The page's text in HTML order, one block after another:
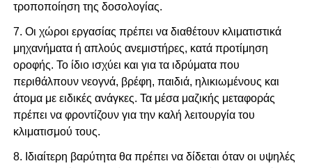
τροποποίηση της δοσολογίας.
7. Οι χώροι εργασίας πρέπει να διαθέτουν κλιματιστικά
μηχανήματα ή απλούς ανεμιστήρες, κατά προτίμηση
οροφής. Το ίδιο ισχύει και για τα ιδρύματα που
περιθάλπουν νεογνά, βρέφη, παιδιά, ηλικιωμένους και
άτομα με ειδικές ανάγκες. Τα μέσα μαζικής μεταφοράς
πρέπει να φροντίζουν για την καλή λειτουργία του
κλιματισμού τους.
8. Ιδιαίτερη βαρύτητα θα πρέπει να δίδεται όταν οι υψηλές